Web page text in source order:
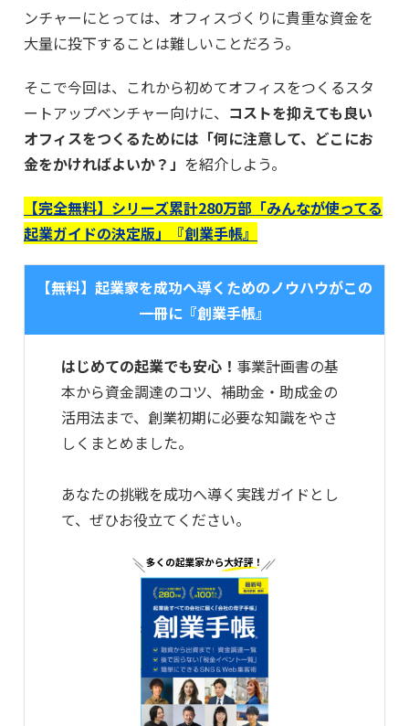
ンチャーにとっては、オフィスづくりに貴重な資金を
大量に投下することは難しいことだろう。
そこで今回は、これから初めてオフィスをつくるスタ
ートアップベンチャー向けに、 コストを抑えても良い
オフィスをつくるためには「何に注意して、どこにお
金をかければよいか？」 を紹介しよう。
【完全無料】シリーズ累計280万部「みんなが使ってる
起業ガイドの決定版」『創業手帳』
【無料】起業家を成功へ導くためのノウハウがこの
一冊に『創業手帳』
はじめての起業でも安心！ 事業計画書の基
本から資金調達のコツ、補助金・助成金の
活用法まで、創業初期に必要な知識をやさ
しくまとめました。
あなたの挑戦を成功へ導く実践ガイドとし
て、ぜひお役立てください。